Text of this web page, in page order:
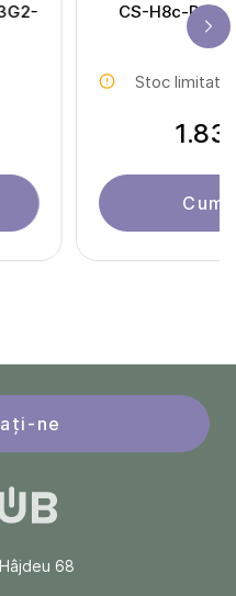
CS-H8c-
(H8c
Stoc limitat
ne
68